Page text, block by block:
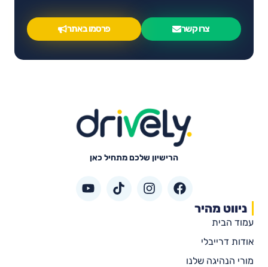
צרו קשר פרסמו באתר
הרישיון שלכם מתחיל כאן
ניווט מהיר
עמוד הבית
אודות דרייבלי
מורי הנהיגה שלנו